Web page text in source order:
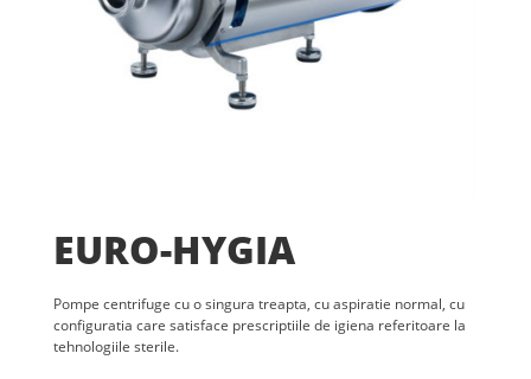
EURO-HYGIA
Pompe centrifuge cu o singura treapta, cu aspiratie normal, cu
configuratia care satisface prescriptiile de igiena referitoare la
tehnologiile sterile.